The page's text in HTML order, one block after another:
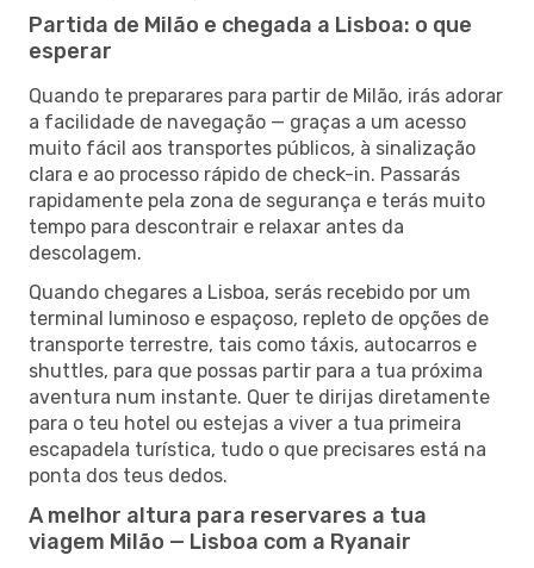
Partida de Milão e chegada a Lisboa: o que
esperar
Quando te preparares para partir de Milão, irás adorar
a facilidade de navegação — graças a um acesso
muito fácil aos transportes públicos, à sinalização
clara e ao processo rápido de check-in. Passarás
rapidamente pela zona de segurança e terás muito
tempo para descontrair e relaxar antes da
descolagem.
Quando chegares a Lisboa, serás recebido por um
terminal luminoso e espaçoso, repleto de opções de
transporte terrestre, tais como táxis, autocarros e
shuttles, para que possas partir para a tua próxima
aventura num instante. Quer te dirijas diretamente
para o teu hotel ou estejas a viver a tua primeira
escapadela turística, tudo o que precisares está na
ponta dos teus dedos.
A melhor altura para reservares a tua
viagem Milão — Lisboa com a Ryanair